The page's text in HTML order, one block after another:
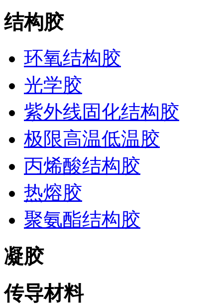
结构胶
环氧结构胶
光学胶
紫外线固化结构胶
极限高温低温胶
丙烯酸结构胶
热熔胶
聚氨酯结构胶
凝胶
传导材料